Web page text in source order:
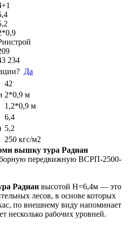
234
Да
42
2*0,9 м
1,2*0,9 м
6,4
5,2
250 кгс/м2
вышку тура Радиан
передвижную ВСРП-2500-
Радиан высотой Н=6,4м — это
лесов, в основе которых
по внешнему виду напоминает
несколько рабочих уровней.